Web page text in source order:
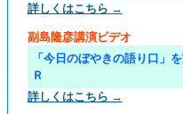
詳しくはこちら →
副島隆彦講演ビデオ
「今日のぼやきの語り口」
Ｒ
詳しくはこちら →